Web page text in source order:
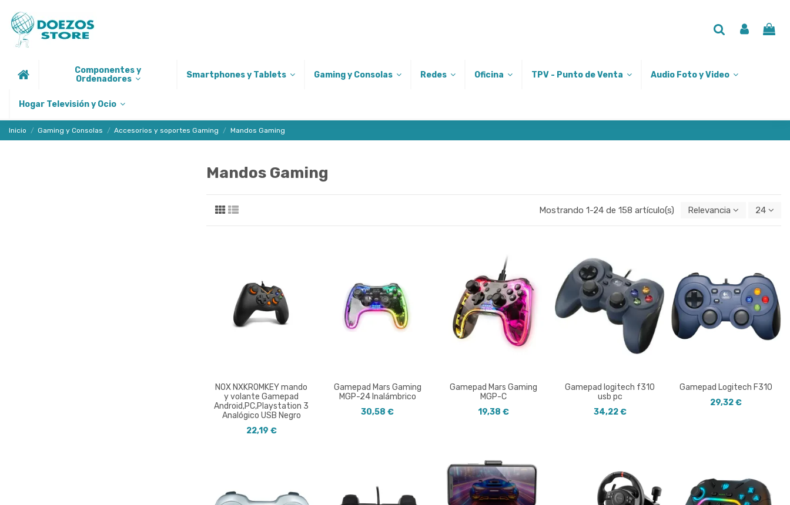
Componentes y
Ordenadores
Smartphones y Tablets Gaming y Consolas Redes Oficina TPV - Punto de Venta Audio Foto y Video
Hogar Televisión y Ocio
Inicio Gaming y Consolas Accesorios y soportes Gaming Mandos Gaming
Mandos Gaming
Mostrando 1-24 de 158 artículo(s) Relevancia 24
NOX NXKROMKEY mando
y volante Gamepad
Android,PC,Playstation 3
Analógico USB Negro
22,19 €
Gamepad Mars Gaming
MGP-24 Inalámbrico
30,58 €
Gamepad Mars Gaming
MGP-C
19,38 €
Gamepad logitech f310
usb pc
34,22 €
Gamepad Logitech F310
29,32 €